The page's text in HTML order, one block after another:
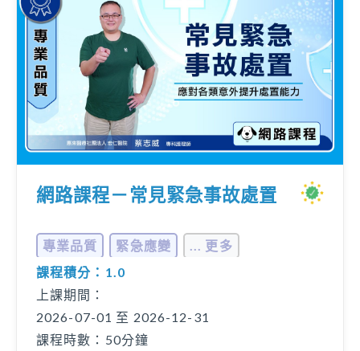
網路課程－常見緊急事故處置
專業品質 緊急應變
... 更多
課程積分：1.0
上課期間：
2026-07-01 至 2026-12-31
課程時數：50分鐘